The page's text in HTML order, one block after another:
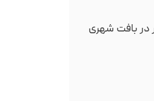
در بافت شهری